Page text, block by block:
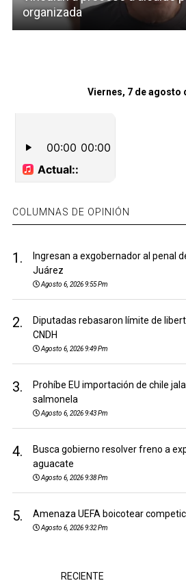
organizada
Viernes, 7 de agosto
COLUMNAS DE OPINIÓN
1.
Ingresan a exgobernador al penal
Juárez
Agosto 6, 2026 9:55 Pm
2.
Diputadas rebasaron límite de
CNDH
Agosto 6, 2026 9:49 Pm
3.
Prohíbe EU importación de chile
salmonela
Agosto 6, 2026 9:43 Pm
4.
Busca gobierno resolver freno a
aguacate
Agosto 6, 2026 9:38 Pm
5. Amenaza UEFA boicotear
Agosto 6, 2026 9:32 Pm
RECIENTE